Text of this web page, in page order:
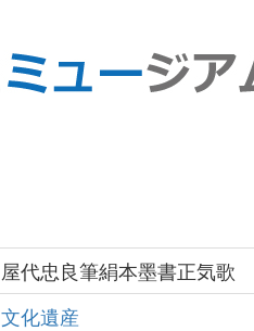
屋代忠良筆絹本墨書正気歌
文化遺産